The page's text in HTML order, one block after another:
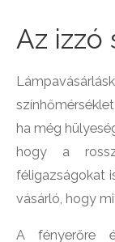
Az izzó
ha még
hogy a
féligazságokat
vásárló, hogy
A fényerőre